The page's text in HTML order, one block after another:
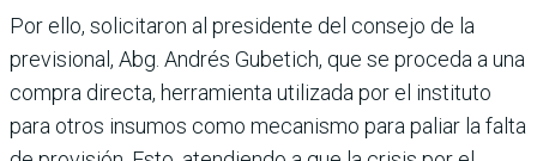
Por ello, solicitaron al presidente del consejo de la
previsional, Abg. Andrés Gubetich, que se proceda a una
compra directa, herramienta utilizada por el instituto
para otros insumos como mecanismo para paliar la falta